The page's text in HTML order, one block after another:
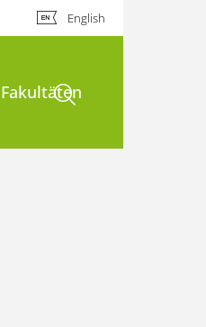
English
FakultätenSuche öffnen